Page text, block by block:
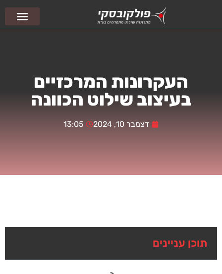
העקרונות המרכזיים
בעיצוב שילוט הכוונה
דצמבר 10, 2024 13:05
תוכן עניינים